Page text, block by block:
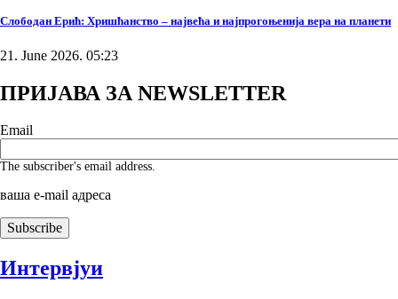
Слободан Ерић: Хришћанство – највећа и најпрогоњенија вера на планети
21. June 2026. 05:23
ПРИЈАВА ЗА NEWSLETTER
Email
The subscriber's email address.
ваша е-mail адреса
Интервјуи